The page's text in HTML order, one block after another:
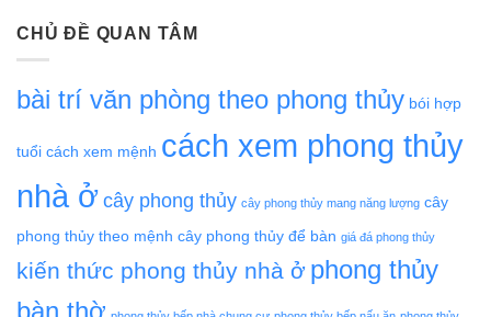
CHỦ ĐỀ QUAN TÂM
bài trí văn phòng theo phong thủy bói hợp
tuổi cách xem mệnh cách xem phong thủy
nhà ở cây phong thủy cây phong thủy mang năng lượng cây
phong thủy theo mệnh cây phong thủy để bàn giá đá phong thủy
kiến thức phong thủy nhà ở phong thủy